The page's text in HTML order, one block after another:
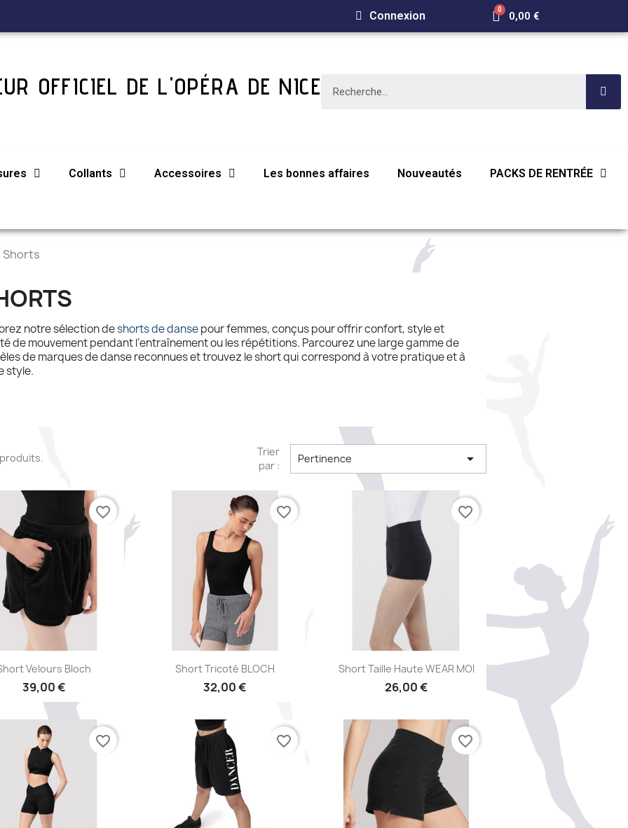
Connexion 0,00 €
OFFICIEL DE L'OPÉRA DE NICE
Collants Accessoires Les bonnes affaires Nouveautés PACKS DE RENTRÉE
Shorts
notre sélection deshorts de dansepour femmes, conçus pour offrir confort, style et
de mouvement pendant l’entraînement ou les répétitions. Parcourez une large gamme de
de marques de danse reconnues et trouvez le short qui correspond à votre pratique et à
style.
Trier
par :
Pertinence 
Aperçu rapide
Velours Bloch
39,00 €
favorite_border
Aperçu rapide
Short Tricoté BLOCH
32,00 €
favorite_border
Aperçu rapide
Short Taille Haute WEAR MOI
26,00 €
favorite_border
favorite_border favorite_border favorite_border